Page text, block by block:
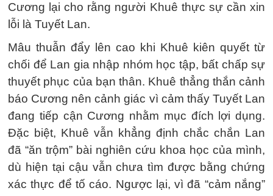
Cương lại cho rằng người Khuê thực sự cần xin
lỗi là Tuyết Lan.
Mâu thuẫn đẩy lên cao khi Khuê kiên quyết từ
chối để Lan gia nhập nhóm học tập, bất chấp sự
thuyết phục của bạn thân. Khuê thẳng thắn cảnh
báo Cương nên cảnh giác vì cảm thấy Tuyết Lan
đang tiếp cận Cương nhằm mục đích lợi dụng.
Đặc biệt, Khuê vẫn khẳng định chắc chắn Lan
đã “ăn trộm” bài nghiên cứu khoa học của mình,
dù hiện tại cậu vẫn chưa tìm được bằng chứng
xác thực để tố cáo. Ngược lại, vì đã “cảm nắng”